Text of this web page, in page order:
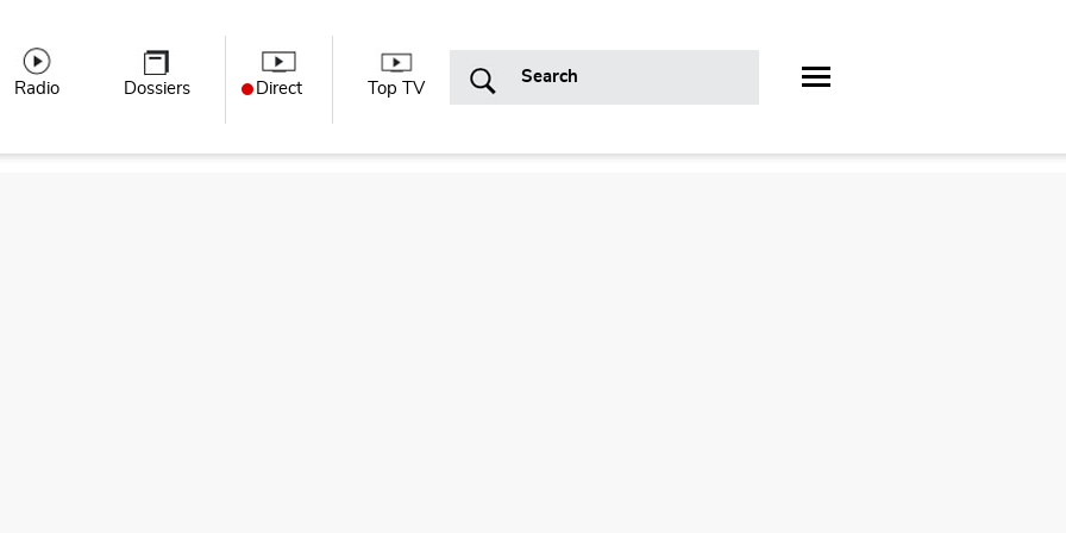
Radio Dossiers Direct Top TV